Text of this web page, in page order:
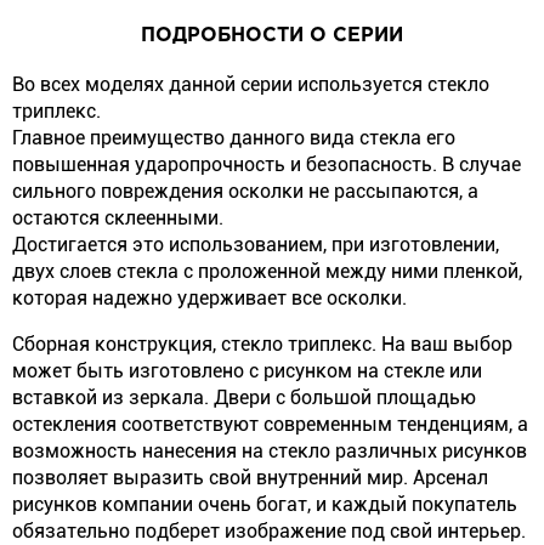
ПОДРОБНОСТИ О СЕРИИ
Во всех моделях данной серии используется стекло
триплекс.
Главное преимущество данного вида стекла его
повышенная ударопрочность и безопасность. В случае
сильного повреждения осколки не рассыпаются, а
остаются склеенными.
Достигается это использованием, при изготовлении,
двух слоев стекла с проложенной между ними пленкой,
которая надежно удерживает все осколки.
Сборная конструкция, стекло триплекс. На ваш выбор
может быть изготовлено с рисунком на стекле или
вставкой из зеркала. Двери с большой площадью
остекления соответствуют современным тенденциям, а
возможность нанесения на стекло различных рисунков
позволяет выразить свой внутренний мир. Арсенал
рисунков компании очень богат, и каждый покупатель
обязательно подберет изображение под свой интерьер.